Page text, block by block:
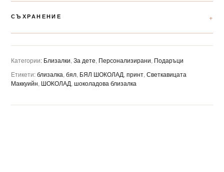
СЪХРАНЕНИЕ
Категории: Близалки, За дете, Персонализирани, Подаръци
Етикети:близалка, бял, БЯЛ ШОКОЛАД, принт, Светкавицата
Маккуийн, ШОКОЛАД, шоколадова близалка